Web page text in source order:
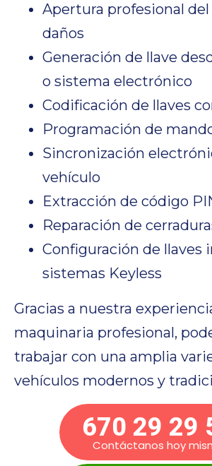
Apertura profesional
daños
Generación de llave
o sistema electrónico
Codificación de llaves
Programación de
Sincronización
vehículo
Extracción de código
Reparación de
Configuración de llaves
sistemas Keyless
Gracias a nuestra
maquinaria profesional,
trabajar con una amplia
vehículos modernos y
670 29 29
Contáctanos hoy